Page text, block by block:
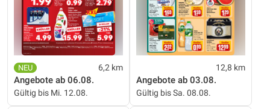
6,2 km
Angebote ab 06.08.
Gültig bis Mi. 12.08.
12,8 km
Angebote ab 03.08.
Gültig bis Sa. 08.08.